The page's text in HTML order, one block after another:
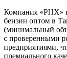
Компания «РНХ»
бензин оптом в
(минимальный
с проверенными
предприятиями,
премиального